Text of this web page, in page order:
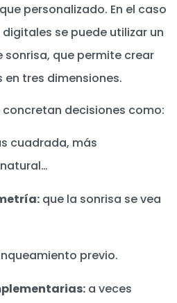
personalizado. En el caso
se puede utilizar un
que permite crear
tres dimensiones.
decisiones como:
cuadrada, más
que la sonrisa se vea
previo.
a veces